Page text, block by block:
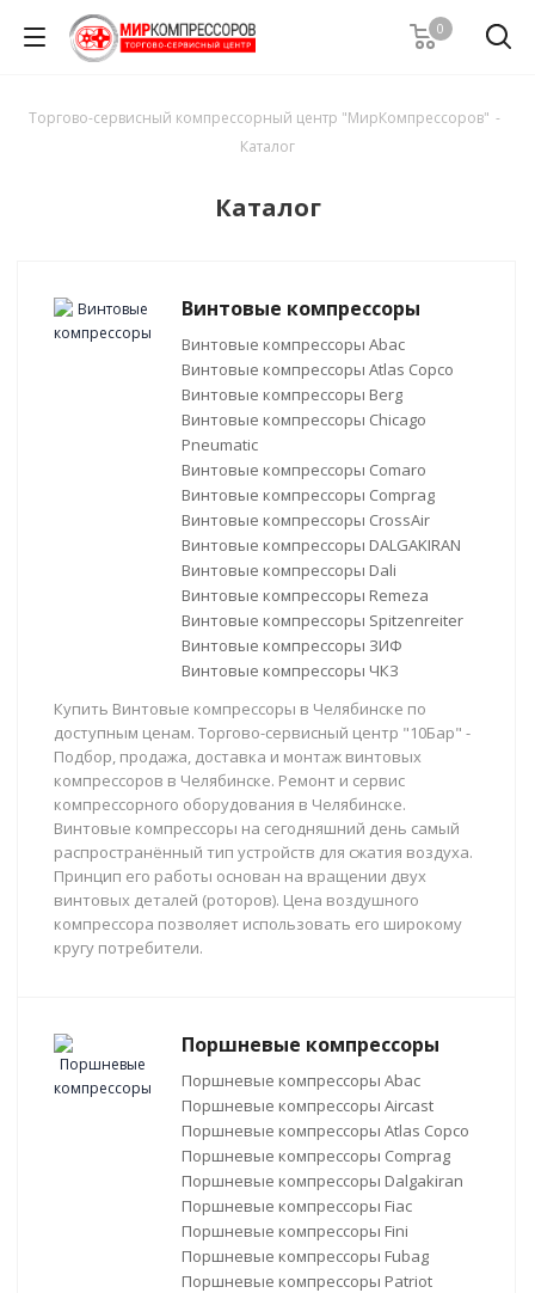
0
Торгово-сервисный компрессорный центр "МирКомпрессоров" -
Каталог
Каталог
Винтовые компрессоры
Винтовые компрессоры Abac
Винтовые компрессоры Atlas Copco
Винтовые компрессоры Berg
Винтовые компрессоры Chicago
Pneumatic
Винтовые компрессоры Comaro
Винтовые компрессоры Comprag
Винтовые компрессоры CrossAir
Винтовые компрессоры DALGAKIRAN
Винтовые компрессоры Dali
Винтовые компрессоры Remeza
Винтовые компрессоры Spitzenreiter
Винтовые компрессоры ЗИФ
Винтовые компрессоры ЧКЗ
Купить Винтовые компрессоры в Челябинске по
доступным ценам. Торгово-сервисный центр "10Бар" -
Подбор, продажа, доставка и монтаж винтовых
компрессоров в Челябинске. Ремонт и сервис
компрессорного оборудования в Челябинске.
Винтовые компрессоры на сегодняшний день самый
распространённый тип устройств для сжатия воздуха.
Принцип его работы основан на вращении двух
винтовых деталей (роторов). Цена воздушного
компрессора позволяет использовать его широкому
кругу потребители.
Поршневые компрессоры
Поршневые компрессоры Abac
Поршневые компрессоры Aircast
Поршневые компрессоры Atlas Copco
Поршневые компрессоры Comprag
Поршневые компрессоры Dalgakiran
Поршневые компрессоры Fiac
Поршневые компрессоры Fini
Поршневые компрессоры Fubag
Поршневые компрессоры Patriot